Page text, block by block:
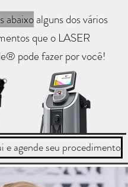
abaixoalguns dos vários
que o LASER
pode fazer por você!
e agende seu procedimento